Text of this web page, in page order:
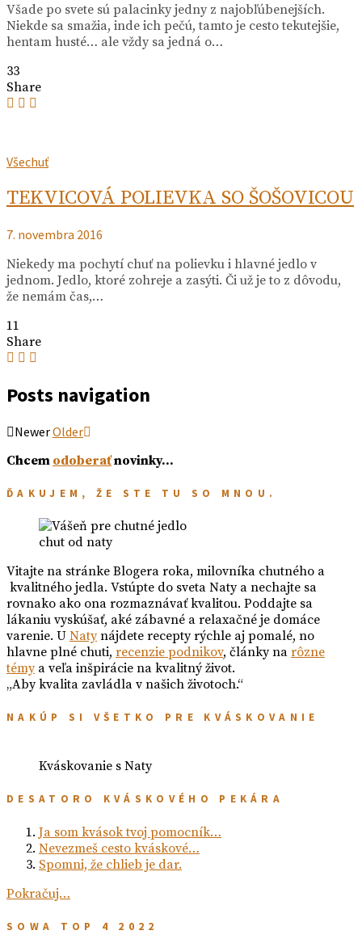
Všade po svete sú palacinky jedny z najobľúbenejších.
Niekde sa smažia, inde ich pečú, tamto je cesto tekutejšie,
hentam husté… ale vždy sa jedná o…
33
Share
Všechuť
TEKVICOVÁ POLIEVKA SO ŠOŠOVICOU
7. novembra 2016
Niekedy ma pochytí chuť na polievku i hlavné jedlo v
jednom. Jedlo, ktoré zohreje a zasýti. Či už je to z dôvodu,
že nemám čas,…
11
Share
Posts navigation
NewerOlder
Chcem odoberaťnovinky…
ĎAKUJEM, ŽE STE TU SO MNOU.
chut od naty
Vitajte na stránke Blogera roka, milovníka chutného a
kvalitného jedla. Vstúpte do sveta Naty a nechajte sa
rovnako ako ona rozmaznávať kvalitou. Poddajte sa
lákaniu vyskúšať, aké zábavné a relaxačné je domáce
varenie. U Natynájdete recepty rýchle aj pomalé, no
hlavne plné chuti, recenzie podnikov, články na rôzne
témya veľa inšpirácie na kvalitný život.
„Aby kvalita zavládla v našich životoch.“
NAKÚP SI VŠETKO PRE KVÁSKOVANIE
Kváskovanie s Naty
DESATORO KVÁSKOVÉHO PEKÁRA
Ja som kvások tvoj pomocník…
Nevezmeš cesto kváskové…
Spomni, že chlieb je dar.
Pokračuj…
SOWA TOP 4 2022